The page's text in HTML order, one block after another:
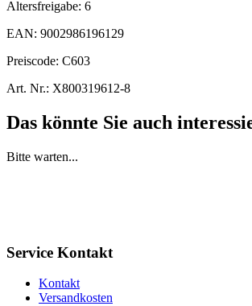
Altersfreigabe: 6
EAN: 9002986196129
Preiscode: C603
Art. Nr.: X800319612-8
Das könnte Sie auch
Bitte warten...
Service Kontakt
Kontakt
Versandkosten